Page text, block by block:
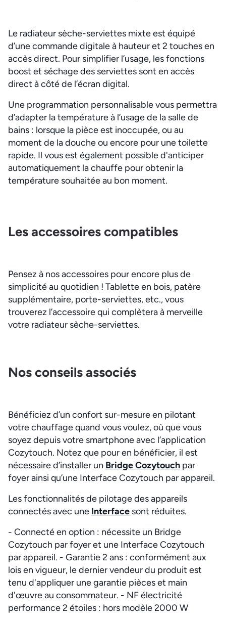
Le radiateur sèche-serviettes mixte est équipé
d’une commande digitale à hauteur et 2 touches en
accès direct. Pour simplifier l’usage, les fonctions
boost et séchage des serviettes sont en accès
direct à côté de l’écran digital.
Une programmation personnalisable vous permettra
d’adapter la température à l’usage de la salle de
bains : lorsque la pièce est inoccupée, ou au
moment de la douche ou encore pour une toilette
rapide. Il vous est également possible d'anticiper
automatiquement la chauffe pour obtenir la
température souhaitée au bon moment.
Les accessoires compatibles
Pensez à nos accessoires pour encore plus de
simplicité au quotidien ! Tablette en bois, patère
supplémentaire, porte-serviettes, etc., vous
trouverez l’accessoire qui complètera à merveille
votre radiateur sèche-serviettes.
Nos conseils associés
Bénéficiez d’un confort sur-mesure en pilotant
votre chauffage quand vous voulez, où que vous
soyez depuis votre smartphone avec l’application
Cozytouch. Notez que pour en bénéficier, il est
nécessaire d’installer un Bridge Cozytouch par
foyer ainsi qu’une Interface Cozytouch par appareil.
Les fonctionnalités de pilotage des appareils
connectés avec une Interface sont réduites.
- Connecté en option : nécessite un Bridge
Cozytouch par foyer et une Interface Cozytouch
par appareil. - Garantie 2 ans : conformément aux
lois en vigueur, le dernier vendeur du produit est
tenu d'appliquer une garantie pièces et main
d'œuvre au consommateur. - NF électricité
performance 2 étoiles : hors modèle 2000 W